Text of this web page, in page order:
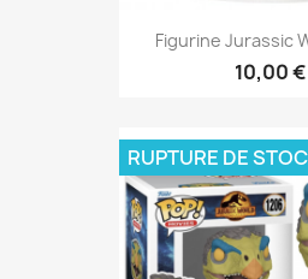
Figurine Jurassic
10,00 €
RUPTURE DE